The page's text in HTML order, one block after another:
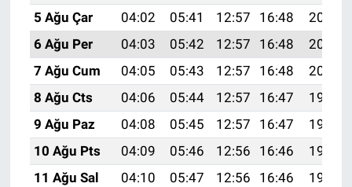
5 Ağu Çar
04:02 05:41 12:57 16:48
20:03
6 Ağu Per
04:03 05:42 12:57 16:48
20:02
7 Ağu Cum
04:05 05:43 12:57 16:48
20:01
8 Ağu Cts
04:06 05:44 12:57 16:47
19:59
9 Ağu Paz
04:08 05:45 12:57 16:47
19:58
10 Ağu Pts
04:09 05:46 12:56 16:46
19:57
11 Ağu Sal
04:10 05:47 12:56 16:46
19:56